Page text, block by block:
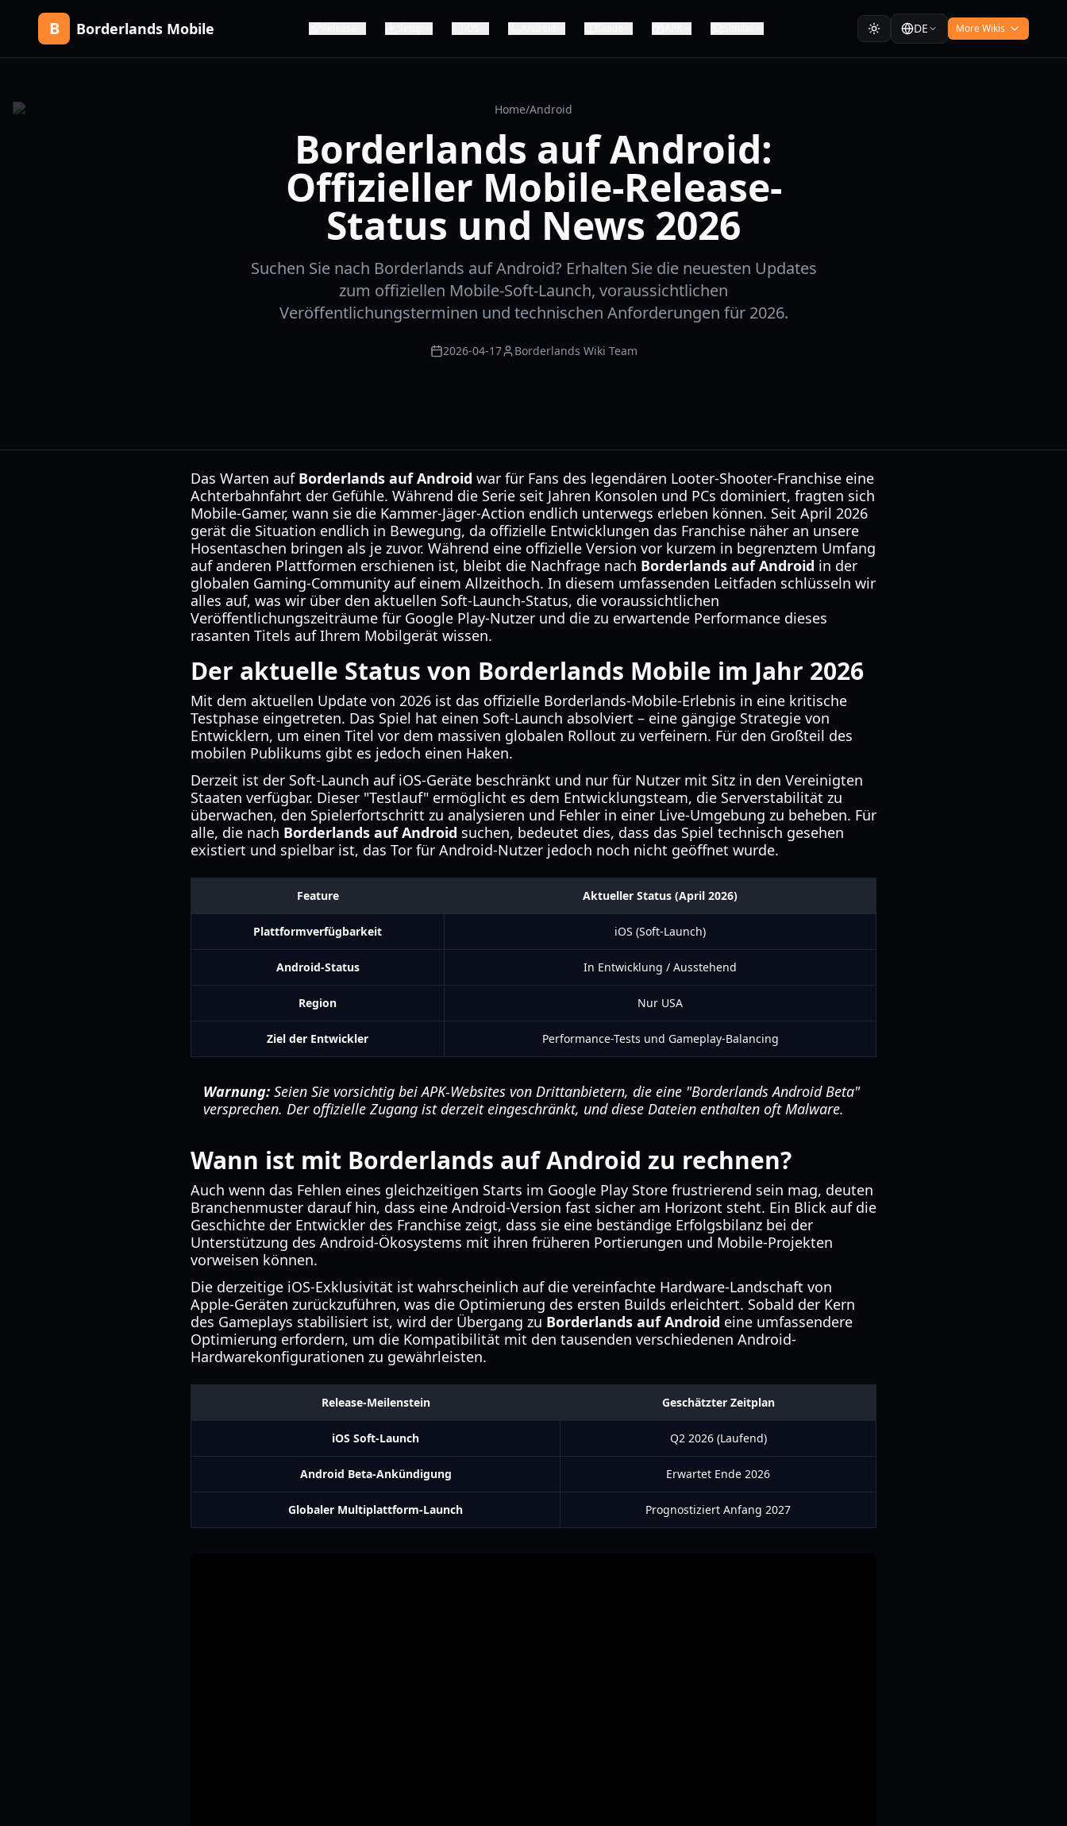
B Borderlands Mobile DE More Wikis
Home/Android
Borderlands auf Android:
Offizieller Mobile-Release-
Status und News 2026
Suchen Sie nach Borderlands auf Android? Erhalten Sie die neuesten Updates
zum offiziellen Mobile-Soft-Launch, voraussichtlichen
Veröffentlichungsterminen und technischen Anforderungen für 2026.
2026-04-17 Borderlands Wiki Team
Das Warten auf Borderlands auf Android war für Fans des legendären Looter-Shooter-Franchise eine
Achterbahnfahrt der Gefühle. Während die Serie seit Jahren Konsolen und PCs dominiert, fragten sich
Mobile-Gamer, wann sie die Kammer-Jäger-Action endlich unterwegs erleben können. Seit April 2026
gerät die Situation endlich in Bewegung, da offizielle Entwicklungen das Franchise näher an unsere
Hosentaschen bringen als je zuvor. Während eine offizielle Version vor kurzem in begrenztem Umfang
auf anderen Plattformen erschienen ist, bleibt die Nachfrage nach Borderlands auf Android in der
globalen Gaming-Community auf einem Allzeithoch. In diesem umfassenden Leitfaden schlüsseln wir
alles auf, was wir über den aktuellen Soft-Launch-Status, die voraussichtlichen
Veröffentlichungszeiträume für Google Play-Nutzer und die zu erwartende Performance dieses
rasanten Titels auf Ihrem Mobilgerät wissen.
Der aktuelle Status von Borderlands Mobile im Jahr 2026
Mit dem aktuellen Update von 2026 ist das offizielle Borderlands-Mobile-Erlebnis in eine kritische
Testphase eingetreten. Das Spiel hat einen Soft-Launch absolviert – eine gängige Strategie von
Entwicklern, um einen Titel vor dem massiven globalen Rollout zu verfeinern. Für den Großteil des
mobilen Publikums gibt es jedoch einen Haken.
Derzeit ist der Soft-Launch auf iOS-Geräte beschränkt und nur für Nutzer mit Sitz in den Vereinigten
Staaten verfügbar. Dieser "Testlauf" ermöglicht es dem Entwicklungsteam, die Serverstabilität zu
überwachen, den Spielerfortschritt zu analysieren und Fehler in einer Live-Umgebung zu beheben. Für
alle, die nach Borderlands auf Android suchen, bedeutet dies, dass das Spiel technisch gesehen
existiert und spielbar ist, das Tor für Android-Nutzer jedoch noch nicht geöffnet wurde.
Feature Aktueller Status (April 2026)
Plattformverfügbarkeit iOS (Soft-Launch)
Android-Status In Entwicklung / Ausstehend
Region Nur USA
Ziel der Entwickler Performance-Tests und Gameplay-Balancing
Warnung: Seien Sie vorsichtig bei APK-Websites von Drittanbietern, die eine "Borderlands Android Beta"
versprechen. Der offizielle Zugang ist derzeit eingeschränkt, und diese Dateien enthalten oft Malware.
Wann ist mit Borderlands auf Android zu rechnen?
Auch wenn das Fehlen eines gleichzeitigen Starts im Google Play Store frustrierend sein mag, deuten
Branchenmuster darauf hin, dass eine Android-Version fast sicher am Horizont steht. Ein Blick auf die
Geschichte der Entwickler des Franchise zeigt, dass sie eine beständige Erfolgsbilanz bei der
Unterstützung des Android-Ökosystems mit ihren früheren Portierungen und Mobile-Projekten
vorweisen können.
Die derzeitige iOS-Exklusivität ist wahrscheinlich auf die vereinfachte Hardware-Landschaft von
Apple-Geräten zurückzuführen, was die Optimierung des ersten Builds erleichtert. Sobald der Kern
des Gameplays stabilisiert ist, wird der Übergang zu Borderlands auf Android eine umfassendere
Optimierung erfordern, um die Kompatibilität mit den tausenden verschiedenen Android-
Hardwarekonfigurationen zu gewährleisten.
Release-Meilenstein Geschätzter Zeitplan
iOS Soft-Launch Q2 2026 (Laufend)
Android Beta-Ankündigung Erwartet Ende 2026
Globaler Multiplattform-Launch Prognostiziert Anfang 2027